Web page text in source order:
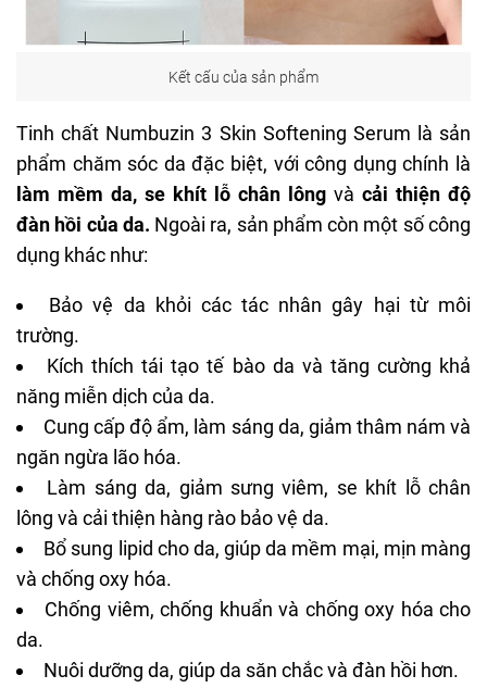
Kết cấu của sản phẩm
Tinh chất Numbuzin 3 Skin Softening Serum là sản
phẩm chăm sóc da đặc biệt, với công dụng chính là
làm mềm da, se khít lỗ chân lông và cải thiện độ
đàn hồi của da. Ngoài ra, sản phẩm còn một số công
dụng khác như:
Bảo vệ da khỏi các tác nhân gây hại từ môi
trường.
Kích thích tái tạo tế bào da và tăng cường khả
năng miễn dịch của da.
Cung cấp độ ẩm, làm sáng da, giảm thâm nám và
ngăn ngừa lão hóa.
Làm sáng da, giảm sưng viêm, se khít lỗ chân
lông và cải thiện hàng rào bảo vệ da.
Bổ sung lipid cho da, giúp da mềm mại, mịn màng
và chống oxy hóa.
Chống viêm, chống khuẩn và chống oxy hóa cho
da.
Nuôi dưỡng da, giúp da săn chắc và đàn hồi hơn.